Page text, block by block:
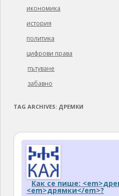
икономика
история
политика
цифрови права
пътуване
забавно
TAG ARCHIVES: ДРЕМКИ
Как се пише:
<em>дрямки</em>?